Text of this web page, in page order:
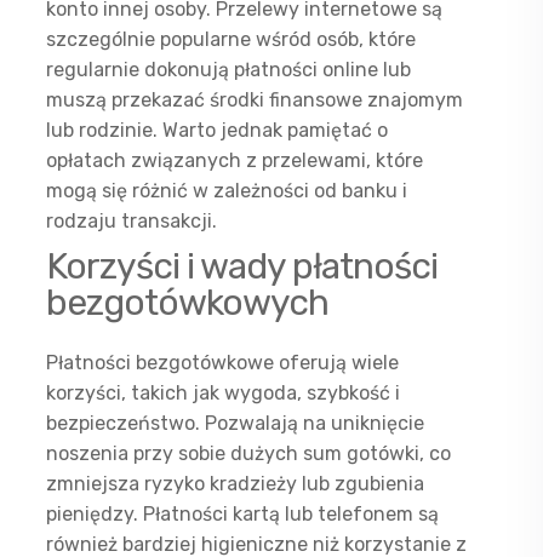
konto innej osoby. Przelewy internetowe są
szczególnie popularne wśród osób, które
regularnie dokonują płatności online lub
muszą przekazać środki finansowe znajomym
lub rodzinie. Warto jednak pamiętać o
opłatach związanych z przelewami, które
mogą się różnić w zależności od banku i
rodzaju transakcji.
Korzyści i wady płatności
bezgotówkowych
Płatności bezgotówkowe oferują wiele
korzyści, takich jak wygoda, szybkość i
bezpieczeństwo. Pozwalają na uniknięcie
noszenia przy sobie dużych sum gotówki, co
zmniejsza ryzyko kradzieży lub zgubienia
pieniędzy. Płatności kartą lub telefonem są
również bardziej higieniczne niż korzystanie z